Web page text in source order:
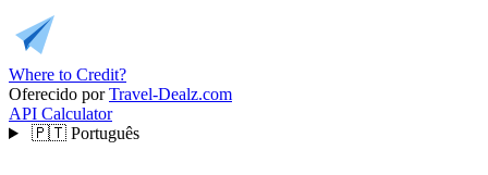
Where to Credit?
Oferecido por Travel-Dealz.com
API Calculator
🇵🇹 Português